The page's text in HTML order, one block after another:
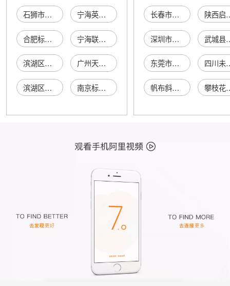
石狮市标刻服装商行 宁海英琪五金标刻厂
合肥标刻广告有限公司 宁海联发模具标刻厂
滨湖区龙达激光标刻店 广州天标刻章有限公司
滨湖区精航激光标刻店 南京标刻集成科技有限公司
长春市博斯科技开发有限公司 陕西启航
深圳市金莱尔珠宝首饰有限公司 武城县乐
东莞市樟木头万峰五金配件经营部 四川未来
帆布斜挎包 攀枝花市